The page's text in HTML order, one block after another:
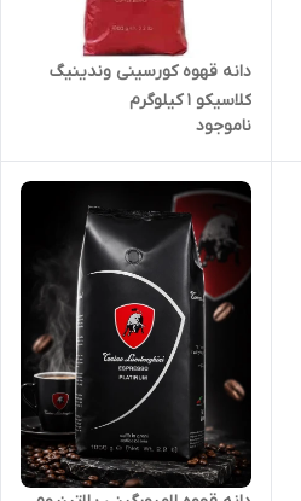
دانه قهوه کورسینی وندینیگ
کلاسیکو ۱ کیلوگرم
ناموجود